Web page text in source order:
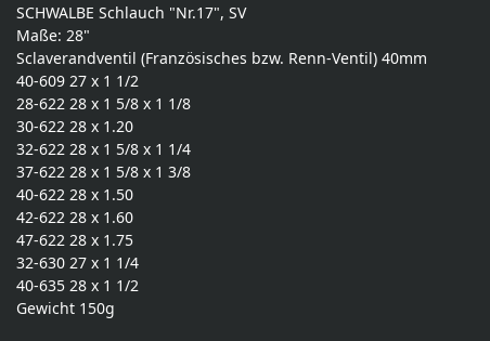
SCHWALBE Schlauch "Nr.17", SV
Maße: 28"
Sclaverandventil (Französisches bzw. Renn-Ventil) 40mm
40-609 27 x 1 1/2
28-622 28 x 1 5/8 x 1 1/8
30-622 28 x 1.20
32-622 28 x 1 5/8 x 1 1/4
37-622 28 x 1 5/8 x 1 3/8
40-622 28 x 1.50
42-622 28 x 1.60
47-622 28 x 1.75
32-630 27 x 1 1/4
40-635 28 x 1 1/2
Gewicht 150g